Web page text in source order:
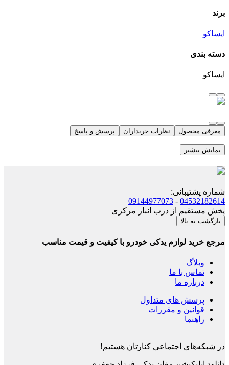
برند
ایساکو
دسته بندی
ایساکو
معرفی محصول نظرات خریداران پرسش و پاسخ
نمایش بیشتر
شماره پشتیبانی:
04532182614
-
09144977073
پخش مستقیم از درب انبار مرکزی
بازگشت به بالا
مرجع خرید لوازم یدکی خودرو با کیفیت و قیمت مناسب
وبلاگ
تماس با ما
درباره ما
پرسش های متداول
قوانین و مقررات
راهنما
در شبکه‌های اجتماعی کنارتان هستیم!